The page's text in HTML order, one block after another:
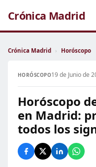
Crónica Madrid
Crónica Madrid › Horóscopo
HORÓSCOPO19 de Junio de
Horóscopo
en Madrid:
todos los